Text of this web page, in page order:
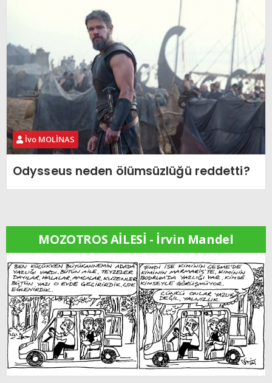
İvo MOLİNAS
Odysseus neden ölümsüzlüğü reddetti?
MOZOTROS AİLESİ - İrvin Mandel